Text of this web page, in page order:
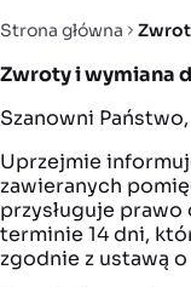
Strona główna
Zwroty i wymiana
Szanowni Państwo,
Uprzejmie
zawieranych
przysługuje
terminie 14 dni,
zgodnie z ustawą